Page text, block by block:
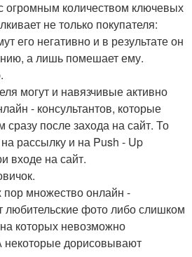
огромным количеством ключевых
не только покупателя:
его негативно и в результате он
а лишь помешает ему.
могут и навязчивые активно
- консультантов, которые
после захода на сайт. То
рассылку и на Push - Up
входе на сайт.
пор множество онлайн -
любительские фото либо слишком
которых невозможно
некоторые дорисовывают